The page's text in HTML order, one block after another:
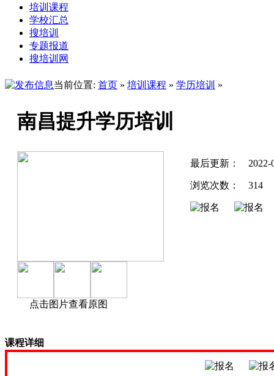
培训课程
学校汇总
搜培训
专题报道
搜培训网
当前位置: 首页 » 培训课程 » 学历培训 »
南昌提升学历培训
点击图片查看原图
最后更新： 2022-
浏览次数： 314
课程详细